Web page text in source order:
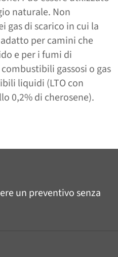
naturale. Non
gas di scarico in cui la
per camini che
e per i fumi di
gassosi o gas
liquidi (LTO con
0,2% di cherosene).
un preventivo senza